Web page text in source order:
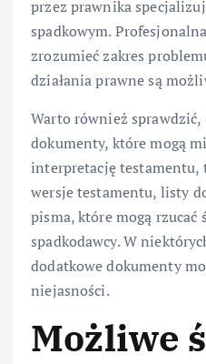
przez prawnika
spadkowym.
zrozumieć zakres
działania prawne są
Warto również
dokumenty, które mogą
interpretację testamentu,
wersje testamentu, listy
pisma, które mogą rzucać
spadkodawcy. W
dodatkowe dokumenty
niejasności.
Możliwe